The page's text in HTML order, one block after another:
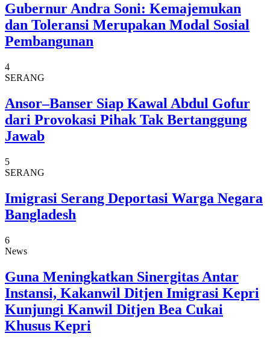
Gubernur Andra Soni: Kemajemukan
dan Toleransi Merupakan Modal Sosial
Pembangunan
4
SERANG
Ansor–Banser Siap Kawal Abdul Gofur
dari Provokasi Pihak Tak Bertanggung
Jawab
5
SERANG
Imigrasi Serang Deportasi Warga Negara
Bangladesh
6
News
Guna Meningkatkan Sinergitas Antar
Instansi, Kakanwil Ditjen Imigrasi Kepri
Kunjungi Kanwil Ditjen Bea Cukai
Khusus Kepri